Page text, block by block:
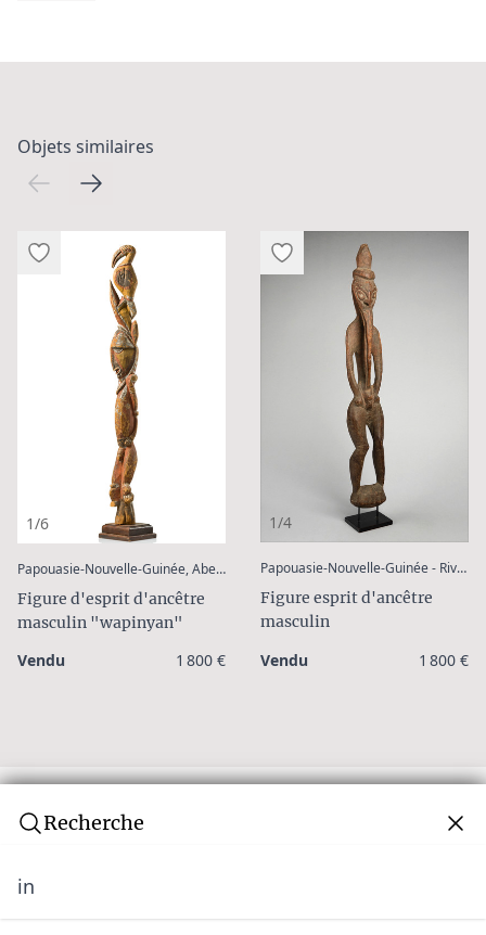
Objets similaires
1/6
Papouasie-Nouvelle-Guinée, Abelam
Figure d'esprit d'ancêtre
masculin "wapinyan"
Vendu 1 800 €
1/4
Papouasie-Nouvelle-Guinée - Rivière Ramu
Figure esprit d'ancêtre
masculin
Vendu 1 800 €
Recherche
in
Newsletter